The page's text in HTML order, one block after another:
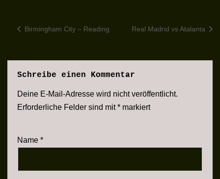
Birmingham City – Reading Real Madrid vs Atalanta
Schreibe einen Kommentar
Deine E-Mail-Adresse wird nicht veröffentlicht.
Erforderliche Felder sind mit* markiert
Name *